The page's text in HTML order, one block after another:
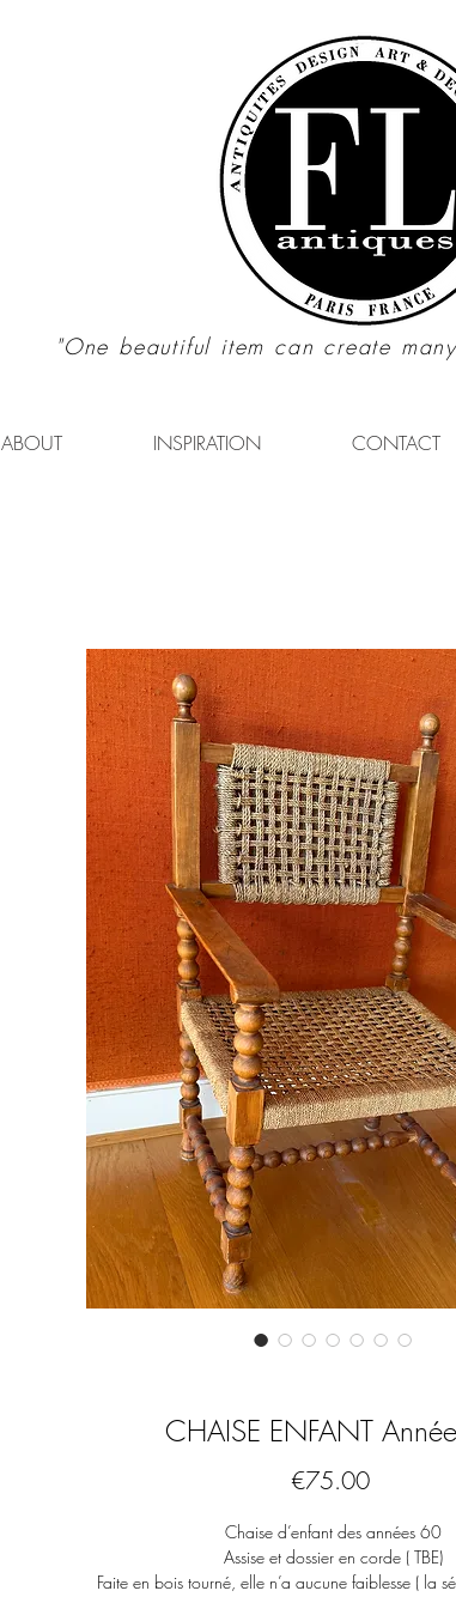
"One beautiful item can create
ABOUT INSPIRATION CONTACT
CHAISE ENFANT
€75.00Price
Chaise d’enfant des années 60
Assise et dossier en corde ( TBE)
Faite en bois tourné, elle n’a aucune faiblesse ( la